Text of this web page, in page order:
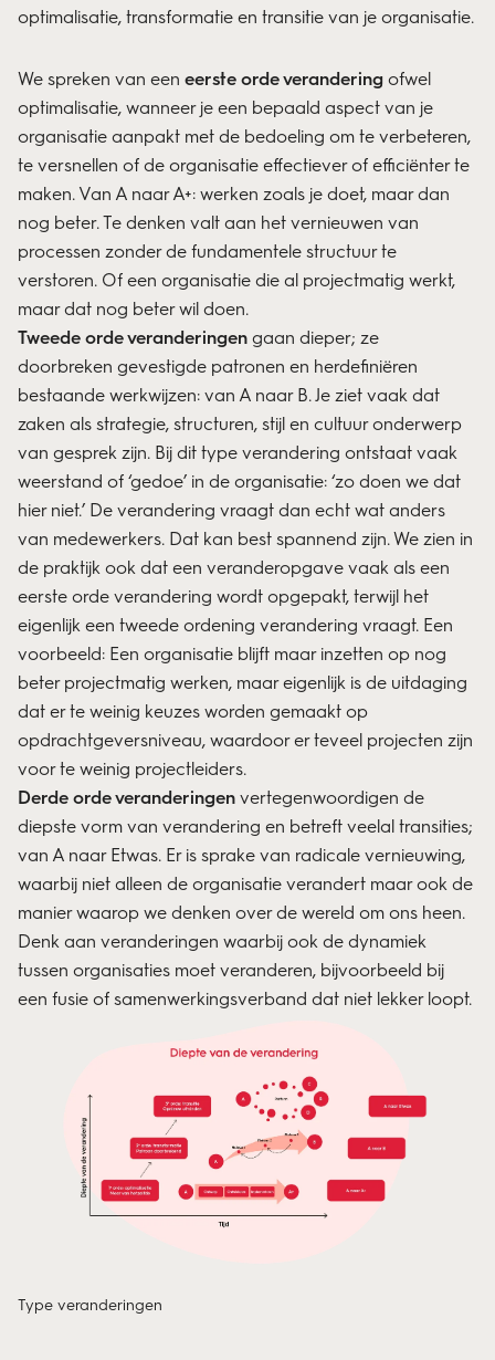
optimalisatie, transformatie en transitie van je organisatie.
We spreken van een eerste orde veranderingofwel
optimalisatie, wanneer je een bepaald aspect van je
organisatie aanpakt met de bedoeling om te verbeteren,
te versnellen of de organisatie effectiever of efficiënter te
maken. Van A naar A+: werken zoals je doet, maar dan
nog beter. Te denken valt aan het vernieuwen van
processen zonder de fundamentele structuur te
verstoren. Of een organisatie die al projectmatig werkt,
maar dat nog beter wil doen.
Tweede orde veranderingengaan dieper; ze
doorbreken gevestigde patronen en herdefiniëren
bestaande werkwijzen: van A naar B. Je ziet vaak dat
zaken als strategie, structuren, stijl en cultuur onderwerp
van gesprek zijn. Bij dit type verandering ontstaat vaak
weerstand of ‘gedoe’ in de organisatie: ‘zo doen we dat
hier niet.’ De verandering vraagt dan echt wat anders
van medewerkers. Dat kan best spannend zijn. We zien in
de praktijk ook dat een veranderopgave vaak als een
eerste orde verandering wordt opgepakt, terwijl het
eigenlijk een tweede ordening verandering vraagt. Een
voorbeeld: Een organisatie blijft maar inzetten op nog
beter projectmatig werken, maar eigenlijk is de uitdaging
dat er te weinig keuzes worden gemaakt op
opdrachtgeversniveau, waardoor er teveel projecten zijn
voor te weinig projectleiders.
Derde orde veranderingenvertegenwoordigen de
diepste vorm van verandering en betreft veelal transities;
van A naar Etwas. Er is sprake van radicale vernieuwing,
waarbij niet alleen de organisatie verandert maar ook de
manier waarop we denken over de wereld om ons heen.
Denk aan veranderingen waarbij ook de dynamiek
tussen organisaties moet veranderen, bijvoorbeeld bij
een fusie of samenwerkingsverband dat niet lekker loopt.
Type veranderingen